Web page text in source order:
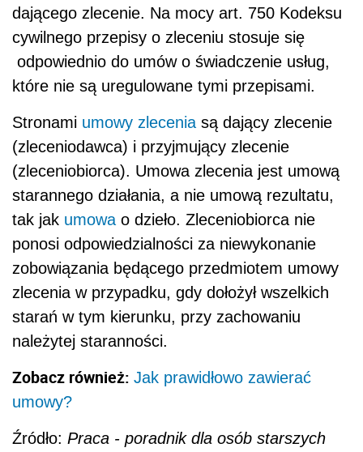
dającego zlecenie. Na mocy art. 750 Kodeksu
cywilnego przepisy o zleceniu stosuje się
odpowiednio do umów o świadczenie usług,
które nie są uregulowane tymi przepisami.
Stronami umowy zlecenia są dający zlecenie
(zleceniodawca) i przyjmujący zlecenie
(zleceniobiorca). Umowa zlecenia jest umową
starannego działania, a nie umową rezultatu,
tak jak umowa o dzieło. Zleceniobiorca nie
ponosi odpowiedzialności za niewykonanie
zobowiązania będącego przedmiotem umowy
zlecenia w przypadku, gdy dołożył wszelkich
starań w tym kierunku, przy zachowaniu
należytej staranności.
Zobacz również: Jak prawidłowo zawierać
umowy?
Źródło: Praca - poradnik dla osób starszych